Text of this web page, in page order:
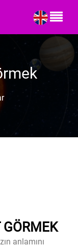
GÖRMEK
anlamını